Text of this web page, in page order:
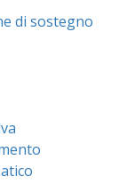
di sostegno